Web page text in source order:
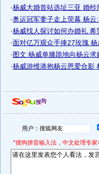
·杨威大婚首站选址三亚 婚纱
·奥运冠军妻子走上荧幕 杨
·杨威找人探讨如何办婚礼 希
·面对亿万观众手捧27玫瑰 杨
·图文:杨威单膝跪地向杨云
·杨威游维港抱杨云恩爱合影
用户：
*搜狗拼音输入法，中文处理专家